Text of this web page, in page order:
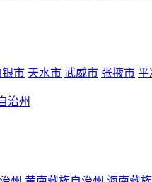
银市 天水市 武威市 张掖市 平
治州